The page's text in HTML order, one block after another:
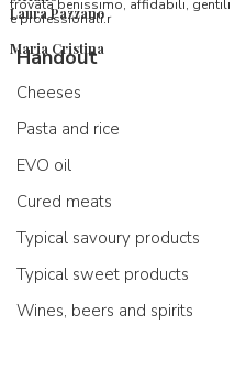
Laura Pazzano
trovata benissimo, affidabili, gentili
e professionali.r
Maria Cristina
Handout
Cheeses
Pasta and rice
EVO oil
Cured meats
Typical savoury products
Typical sweet products
Wines, beers and spirits